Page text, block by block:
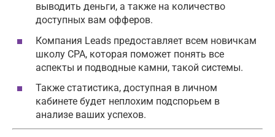
выводить деньги, а также на количество
доступных вам офферов.
Компания Leads предоставляет всем новичкам
школу CPA, которая поможет понять все
аспекты и подводные камни, такой системы.
Также статистика, доступная в личном
кабинете будет неплохим подспорьем в
анализе ваших успехов.